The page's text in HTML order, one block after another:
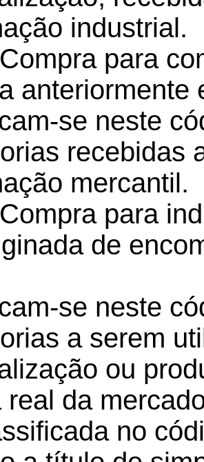
industrial.
para
anteriormente
se neste
recebidas
mercantil.
para
de
se neste
a serem
ou
real da
no